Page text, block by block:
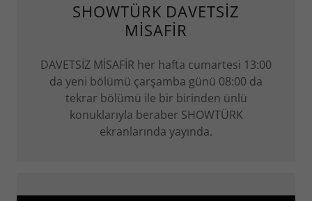
SHOWTÜRK DAVETSİZ
MİSAFİR
DAVETSİZ MİSAFİR her hafta cumartesi 13:00
da yeni bölümü çarşamba günü 08:00 da
tekrar bölümü ile bir birinden ünlü
konuklarıyla beraber SHOWTÜRK
ekranlarında yayında.